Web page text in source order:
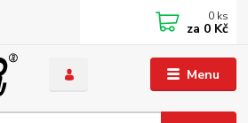
Menu
0 ks
za 0 Kč